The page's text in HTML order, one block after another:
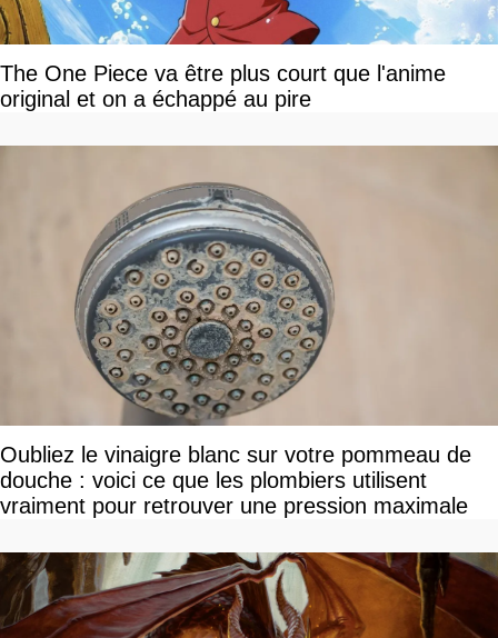
The One Piece va être plus court que l'anime
original et on a échappé au pire
Oubliez le vinaigre blanc sur votre pommeau de
douche : voici ce que les plombiers utilisent
vraiment pour retrouver une pression maximale